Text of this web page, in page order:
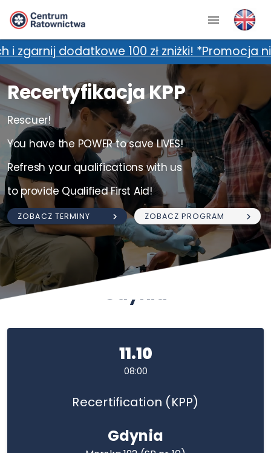
100 zł zniżki! *Promocja nie łączy
Recertyfikacja KPP
Rescuer!
You have the POWER to save LIVES!
Refresh your qualifications with us
to provide Qualified First Aid!
ZOBACZ TERMINY ZOBACZ PROGRAM
Gdynia
11.10
08:00
Recertification (KPP)
Gdynia